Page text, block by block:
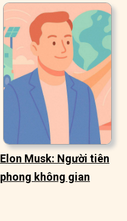
Elon Musk: Người tiên
phong không gian